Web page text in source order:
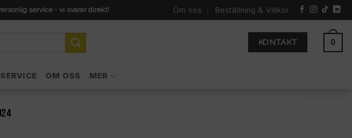
service - vi svarar direkt! Om oss Beställning & Villkor
KONTAKT 0
OM OSS MER